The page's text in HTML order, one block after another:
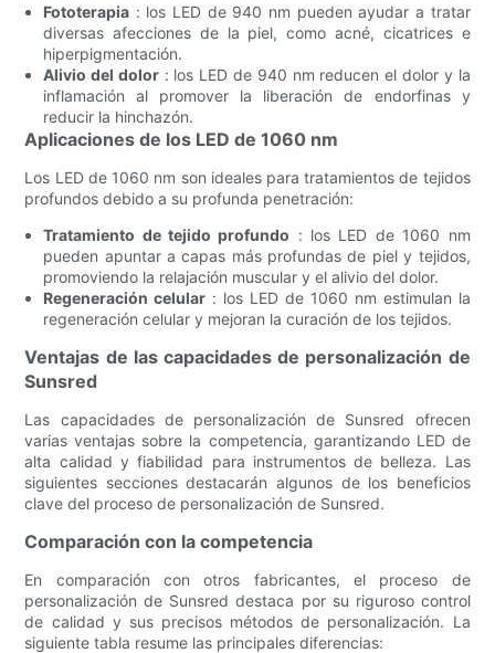
Fototerapia : los LED de 940 nm pueden ayudar a tratar
diversas afecciones de la piel, como acné, cicatrices e
hiperpigmentación.
Alivio del dolor: los LED de 940 nm reducen el dolor y la
inflamación al promover la liberación de endorfinas y
reducir la hinchazón.
Aplicaciones de los LED de 1060 nm
Los LED de 1060 nm son ideales para tratamientos de tejidos
profundos debido a su profunda penetración:
Tratamiento de tejido profundo : los LED de 1060 nm
pueden apuntar a capas más profundas de piel y tejidos,
promoviendo la relajación muscular y el alivio del dolor.
Regeneración celular : los LED de 1060 nm estimulan la
regeneración celular y mejoran la curación de los tejidos.
Ventajas de las capacidades de personalización de
Sunsred
Las capacidades de personalización de Sunsred ofrecen
varias ventajas sobre la competencia, garantizando LED de
alta calidad y fiabilidad para instrumentos de belleza. Las
siguientes secciones destacarán algunos de los beneficios
clave del proceso de personalización de Sunsred.
Comparación con la competencia
En comparación con otros fabricantes, el proceso de
personalización de Sunsred destaca por su riguroso control
de calidad y sus precisos métodos de personalización. La
siguiente tabla resume las principales diferencias: